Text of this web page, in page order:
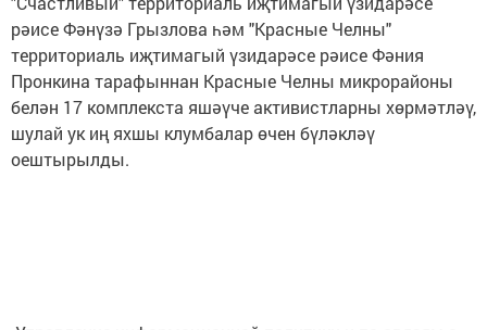
рәисе Фәнүзә Грызлова һәм "Красные Челны"
территориаль иҗтимагый үзидарәсе рәисе Фәния
Пронкина тарафыннан Красные Челны микрорайоны
белән 17 комплекста яшәүче активистларны хөрмәтләү,
шулай ук иң яхшы клумбалар өчен бүләкләү
оештырылды.